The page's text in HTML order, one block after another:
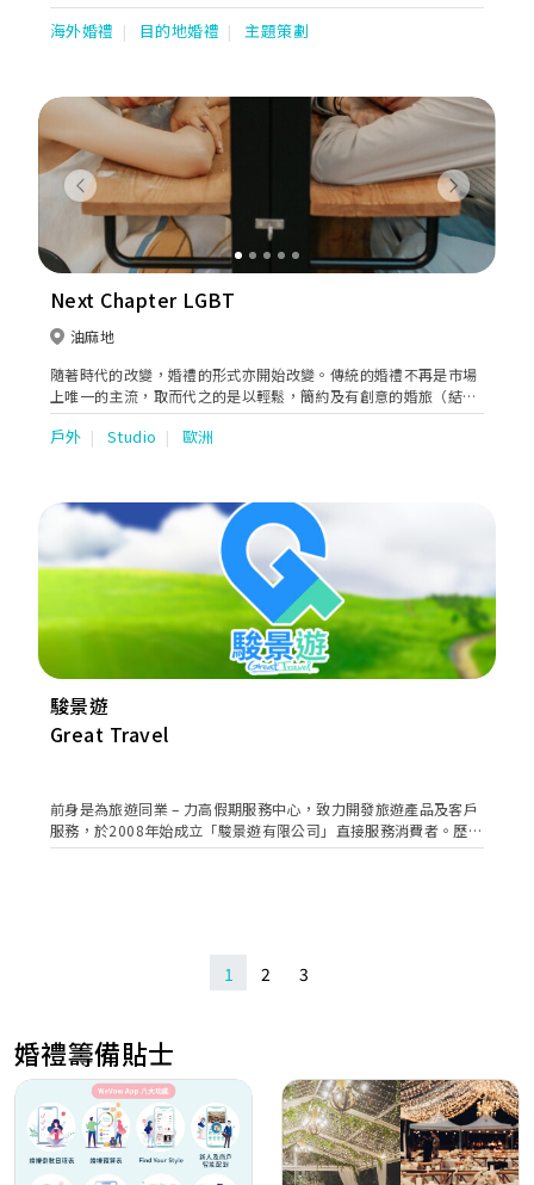
“old school” wedding planner, but a proactive wedding
“designer”. We inject “life” sparkle into their big day,
海外婚禮 目的地婚禮 主題策劃
Previous Next
Next Chapter LGBT
油麻地
隨著時代的改變，婚禮的形式亦開始改變。傳統的婚禮不再是市場
上唯一的主流，取而代之的是以輕鬆，簡約及有創意的婚旅（結婚
及旅行）。 公司創辦人同樣是一對同性戀者,同時以婚旅形式實行
了夢想婚禮展開了對雙方承諾的下一頁人生。過程中的難關令他們
對準新人對自己婚禮的需求，設計獨有的理想婚旅。結婚與旅行同
時並存，為每對準新人打造最獨特最難忘的人生永久回憶。
戶外 Studio 歐洲
駿景遊
Great Travel
前身是為旅遊同業 – 力高假期服務中心，致力開發旅遊產品及客戶
服務，於2008年始成立「駿景遊有限公司」直接服務消費者。歷經
多年、用心經營、穩固發展，於本地旅遊、國內短線、旅遊巴及花
不以此滿足，逐步建立橫跨各省的各項行程，多元化的旅程安排是
的夢想！ 現時，參加駿景遊至本地及國內的人數與日俱增，是香港
較具規模、口碑最佳的旅行社之一，高品質獲得無數參加者及委託
承辦包團負責人之肯定。我們以最優質的出團為目標，依顧客需求
安排最佳之旅遊服務。 時至今日、本公司擁有一流頂尖的領隊群及
旅遊車隊，在我們長期的培訓指導下，擁有專業素養、靈敏反應、
沈著心思，更有對旅遊及客戶無比的熱忱活力；參加過我們的旅行
團後，您的意見回饋，就是我們繼續堅持職業道德的原動力 !
1 2 3
婚禮籌備貼士